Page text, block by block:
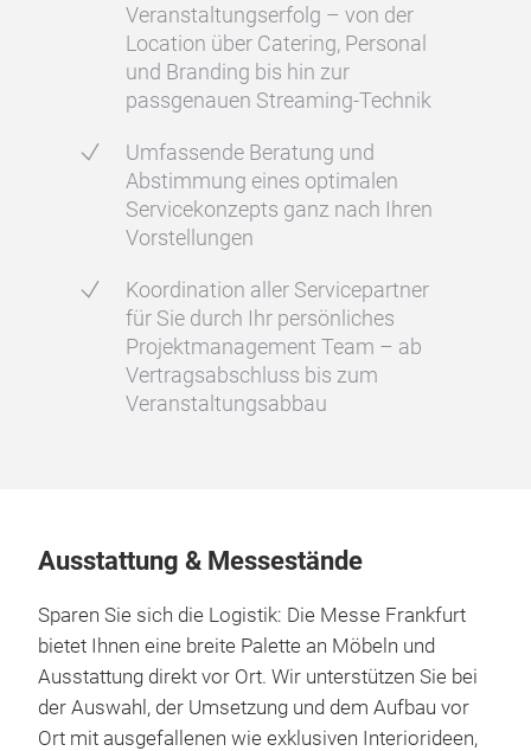
Veranstaltungserfolg – von der
Location über Catering, Personal
und Branding bis hin zur
passgenauen Streaming-Technik
Umfassende Beratung und
Abstimmung eines optimalen
Servicekonzepts ganz nach Ihren
Vorstellungen
Koordination aller Servicepartner
für Sie durch Ihr persönliches
Projektmanagement Team – ab
Vertragsabschluss bis zum
Veranstaltungsabbau
Ausstattung & Messestände
Sparen Sie sich die Logistik: Die Messe Frankfurt
bietet Ihnen eine breite Palette an Möbeln und
Ausstattung direkt vor Ort. Wir unterstützen Sie bei
der Auswahl, der Umsetzung und dem Aufbau vor
Ort mit ausgefallenen wie exklusiven Interiorideen,